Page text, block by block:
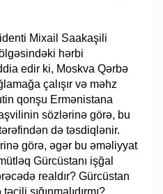
Mixail Saakaşili
hərbi
edir ki, Moskva Qərbə
çalışır və məhz
qonşu Ermənistana
sözlərinə görə, bu
də təsdiqlənir.
görə, əgər bu əməliyyat
Gürcüstanı işğal
realdır? Gürcüstan
sığınmalıdırmı?